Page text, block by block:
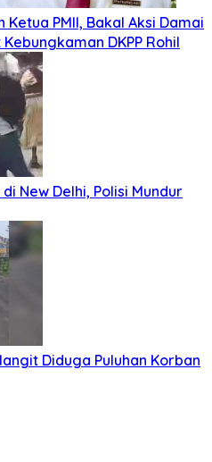
Ketua PMII, Bakal Aksi Damai
DKPP Rohil
New Delhi, Polisi Mundur
Diduga Puluhan Korban